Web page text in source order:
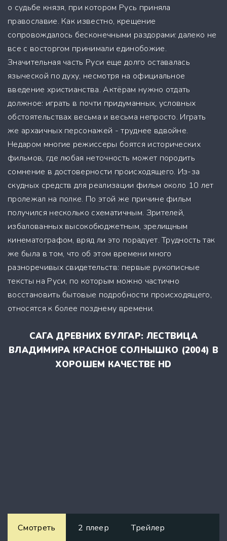
о судьбе князя, при котором Русь приняла
православие. Как известно, крещение
сопровождалось бесконечными раздорами: далеко не
все с восторгом принимали единобожие.
Значительная часть Руси еще долго оставалась
языческой по духу, несмотря на официальное
введение христианства. Актёрам нужно отдать
должное: играть в почти придуманных, условных
обстоятельствах весьма и весьма непросто. Играть
же архаичных персонажей - труднее вдвойне.
Недаром многие режиссеры боятся исторических
фильмов, где любая неточность может породить
сомнение в достоверности происходящего. Из-за
скудных средств для реализации фильм около 10 лет
пролежал на полке. По этой же причине фильм
получился несколько схематичным. Зрителей,
избалованных высокобюджетным, зрелищным
кинематографом, вряд ли это порадует. Трудность так
же была в том, что об этом времени много
разноречивых свидетельств: первые рукописные
тексты на Руси, по которым можно частично
восстановить бытовые подробности происходящего,
относятся к более позднему времени.
САГА ДРЕВНИХ БУЛГАР: ЛЕСТВИЦА
ВЛАДИМИРА КРАСНОЕ СОЛНЫШКО (2004) В
ХОРОШЕМ КАЧЕСТВЕ HD
Смотреть 2 плеер Трейлер